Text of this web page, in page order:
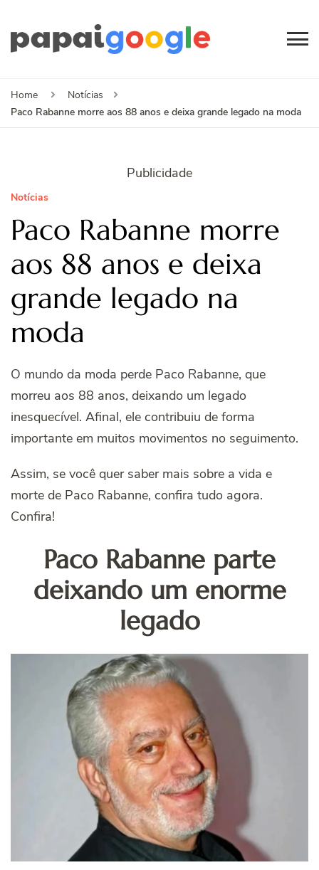
Home
Notícias
Paco Rabanne morre aos 88 anos e deixa grande legado na moda
Publicidade
Notícias
Paco Rabanne morre
aos 88 anos e deixa
grande legado na
moda
O mundo da moda perde Paco Rabanne, que
morreu aos 88 anos, deixando um legado
inesquecível. Afinal, ele contribuiu de forma
importante em muitos movimentos no seguimento.
Assim, se você quer saber mais sobre a vida e
morte de Paco Rabanne, confira tudo agora.
Confira!
Paco Rabanne parte
deixando um enorme
legado